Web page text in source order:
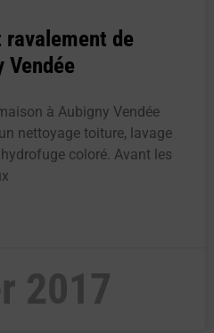
de
Vendée
à Aubigny Vendée
nettoyage toiture, lavage
coloré. Avant les
2017